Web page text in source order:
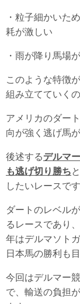
・粒子細かいた
耗が激しい
・雨が降り馬場
このような特徴
組み立てていく
アメリカのダー
向が強く逃げ馬
後述するデルマ
も逃げ切り勝ち
したいレースです
ダートのレベル
るレースであり
年はデルマソト
日本馬の勝利も
今回はデルマー
で、輸送の負担